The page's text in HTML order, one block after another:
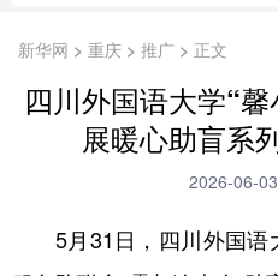
新华网 > 重庆 > 推广 > 正文
四川外国语大学“
展暖心助盲系
2026-06-
5月31日，四川外国语